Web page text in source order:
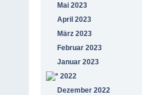
Mai 2023
April 2023
März 2023
Februar 2023
Januar 2023
2022
Dezember 2022